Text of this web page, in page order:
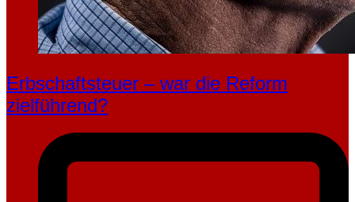
Erbschaftsteuer – war die Reform
zielführend?